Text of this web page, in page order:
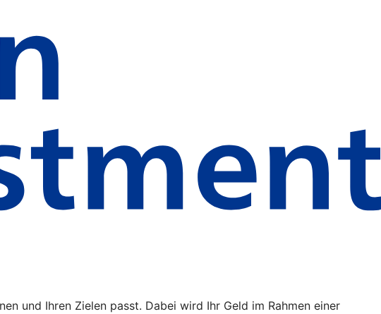
und Ihren Zielen passt. Dabei wird Ihr Geld im Rahmen einer